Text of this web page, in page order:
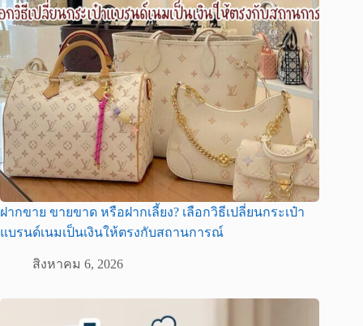
ฝากขาย ขายขาด หรือฝากเลี้ยง? เลือกวิธีเปลี่ยนกระเป๋า
แบรนด์เนมเป็นเงินให้ตรงกับสถานการณ์
สิงหาคม 6, 2026